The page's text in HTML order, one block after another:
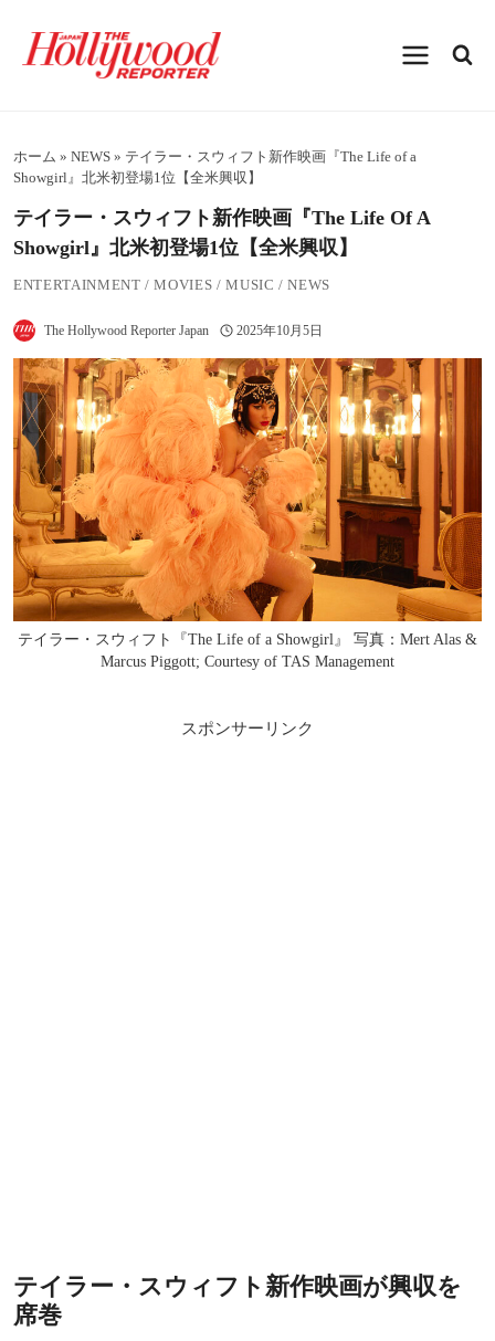
プホーム » NEWS » テイラー・スウィフト新作映画『The Life of a
Showgirl』北米初登場1位【全米興収】
テイラー・スウィフト新作映画『The Life Of A
Showgirl』北米初登場1位【全米興収】
ENTERTAINMENT /MOVIES /MUSIC /NEWS
The Hollywood Reporter Japan 2025年10月5日
テイラー・スウィフト『The Life of a Showgirl』 写真：Mert Alas &
Marcus Piggott; Courtesy of TAS Management
スポンサーリンク
テイラー・スウィフト新作映画が興収を
席巻